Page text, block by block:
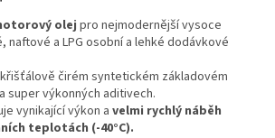
olej pro nejmodernější vysoce
naftové a LPG osobní a lehké dodávkové
čirém syntetickém základovém
super výkonných aditivech.
vynikající výkon a velmi rychlý náběh
teplotách (-40°C).